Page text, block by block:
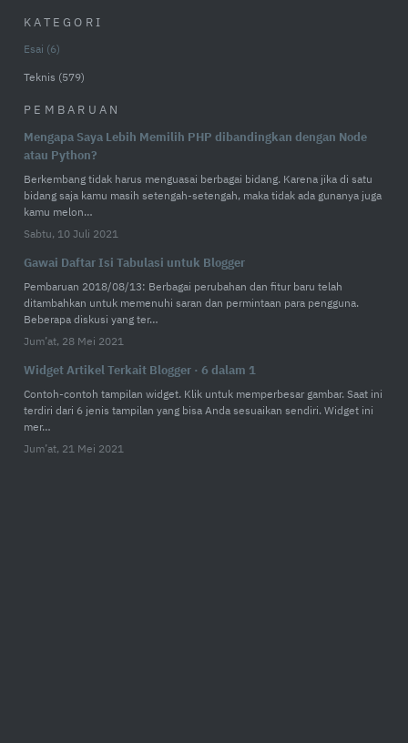
KATEGORI
Esai 6
Teknis 579
PEMBARUAN
Mengapa Saya Lebih Memilih PHP dibandingkan dengan Node
atau Python?
Berkembang tidak harus menguasai berbagai bidang. Karena jika di satu
bidang saja kamu masih setengah-setengah, maka tidak ada gunanya juga
kamu melon…
Sabtu, 10 Juli 2021
Gawai Daftar Isi Tabulasi untuk Blogger
Pembaruan 2018/08/13: Berbagai perubahan dan fitur baru telah
ditambahkan untuk memenuhi saran dan permintaan para pengguna.
Beberapa diskusi yang ter…
Jum’at, 28 Mei 2021
Widget Artikel Terkait Blogger · 6 dalam 1
Contoh-contoh tampilan widget. Klik untuk memperbesar gambar. Saat ini
terdiri dari 6 jenis tampilan yang bisa Anda sesuaikan sendiri. Widget ini
mer…
Jum’at, 21 Mei 2021